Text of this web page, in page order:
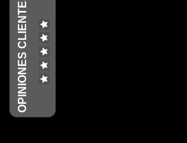
OPINIONES CLIENTES